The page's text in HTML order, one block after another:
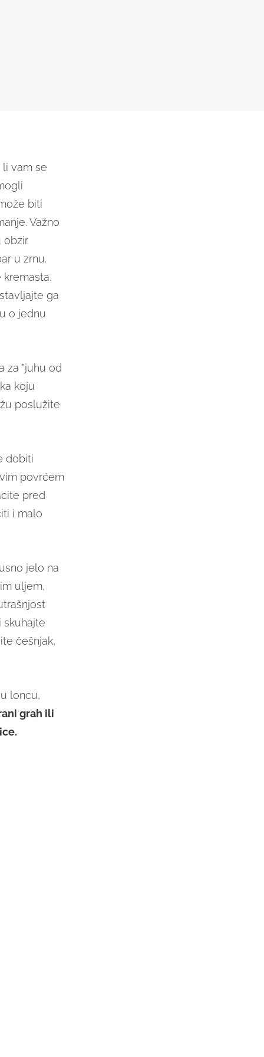
vam se
biti
Važno
u zrnu.
ga
o jednu
za "juhu od
koju
poslužite
dobiti
povrćem
pred
i malo
jelo na
uljem,
skuhajte
češnjak,
loncu,
grah ili